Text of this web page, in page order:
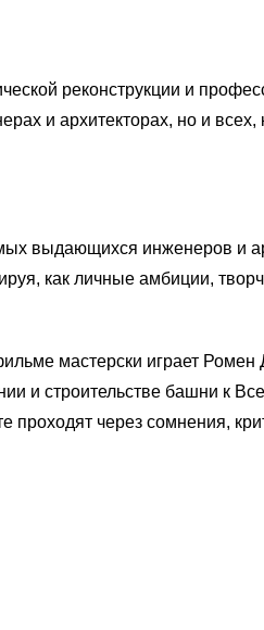
реконструкции и
и архитекторах, но и всех,
выдающихся инженеров и
как личные амбиции,
мастерски играет
и строительстве башни к
через сомнения,